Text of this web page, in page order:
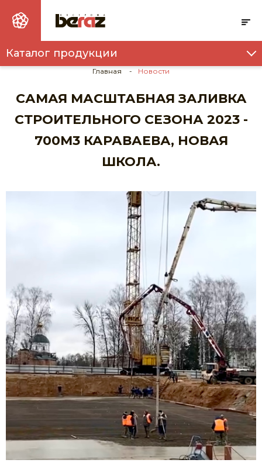
Каталог продукции
ТОВАРНЫЙ БЕТОН И РАСТВОР
ФУНДАМЕНТНЫЕ ПОДУШКИ
ПЛИТА КАНАЛЬНАЯ ПЛОСКАЯ
ЦОКОЛЬНЫЕ ПАНЕЛИ
КОЛОННЫ
ЛЕСТНИЧНЫЕ СТУПЕНИ
ЛЕСТНИЧНЫЕ МАРШИ
Главная Новости
САМАЯ МАСШТАБНАЯ ЗАЛИВКА
СТРОИТЕЛЬНОГО СЕЗОНА 2023 -
700М3 КАРАВАЕВА, НОВАЯ
ШКОЛА.